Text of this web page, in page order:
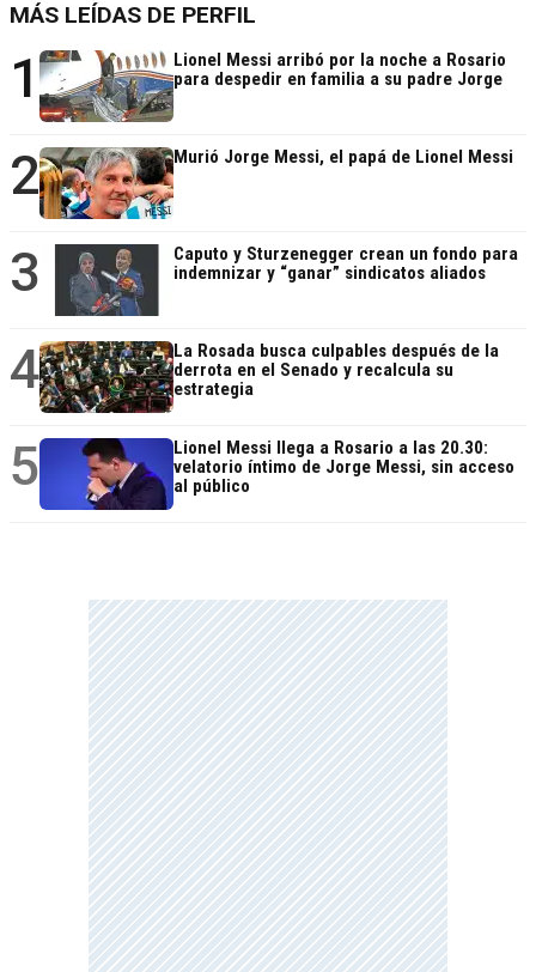
MÁS LEÍDAS DE PERFIL
1
Lionel Messi arribó por la noche a Rosario
para despedir en familia a su padre Jorge
2 Murió Jorge Messi, el papá de Lionel Messi
3
Caputo y Sturzenegger crean un fondo para
indemnizar y “ganar” sindicatos aliados
4
La Rosada busca culpables después de la
derrota en el Senado y recalcula su
estrategia
5
Lionel Messi llega a Rosario a las 20.30:
velatorio íntimo de Jorge Messi, sin acceso
al público